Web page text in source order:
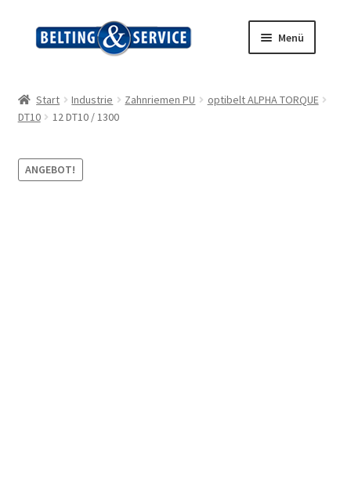
Zur
Navigation
Zum
Inhalt
Menü
AGB
Blog
Start Industrie Zahnriemen PU
optibelt ALPHA TORQUE
DT10
12 DT10 / 1300
ANGEBOT!